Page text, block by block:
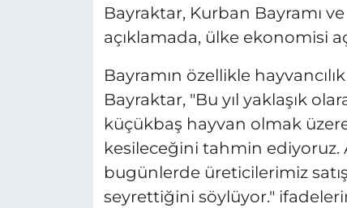
Bayraktar, Kurban Bayramı
açıklamada, ülke ekonomisi
Bayramın özellikle
Bayraktar, "Bu yıl yaklaşık
küçükbaş hayvan olmak
kesileceğini tahmin ediyoruz.
bugünlerde üreticilerimiz
seyrettiğini söylüyor."